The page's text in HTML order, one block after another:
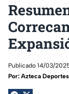
Publicado 14/03/
Por: Azteca Deportes